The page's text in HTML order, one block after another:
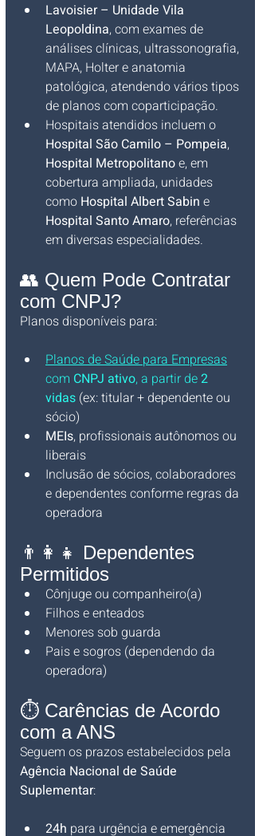
Lavoisier – Unidade Vila
Leopoldina, com exames de
análises clínicas, ultrassonografia,
MAPA, Holter e anatomia
patológica, atendendo vários tipos
de planos com coparticipação.
Hospitais atendidos incluem o
Hospital São Camilo – Pompeia,
Hospital Metropolitano e, em
cobertura ampliada, unidades
como Hospital Albert Sabin e
Hospital Santo Amaro, referências
em diversas especialidades.
👥 Quem Pode Contratar
com CNPJ?
Planos disponíveis para:
Planos de Saúde para Empresas
com CNPJ ativo, a partir de 2
vidas (ex: titular + dependente ou
sócio)
MEIs, profissionais autônomos ou
liberais
Inclusão de sócios, colaboradores
e dependentes conforme regras da
operadora
👨‍👩‍👧 Dependentes
Permitidos
Cônjuge ou companheiro(a)
Filhos e enteados
Menores sob guarda
Pais e sogros (dependendo da
operadora)
⏱️ Carências de Acordo
com a ANS
Seguem os prazos estabelecidos pela
Agência Nacional de Saúde
Suplementar:
24h para urgência e emergência